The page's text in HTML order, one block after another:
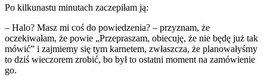
Po kilkunastu minutach zaczepiłam ją:
– Halo? Masz mi coś do powiedzenia? – przyznam, że
oczekiwałam, że powie „Przepraszam, obiecuję, że nie będę już tak
mówić” i zajmiemy się tym karnetem, zwłaszcza, że planowałyśmy
to dziś wieczorem zrobić, bo był to ostatni moment na zamówienie
go.